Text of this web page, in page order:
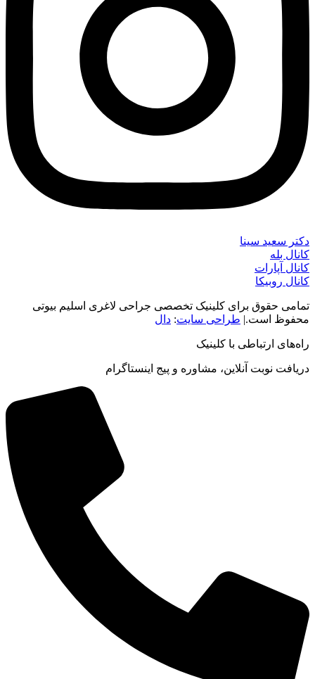
دکتر سعید سینا
کانال بله
کانال آپارات
کانال روبیکا
تمامی حقوق برای کلینیک تخصصی جراحی لاغری اسلیم بیوتی
محفوظ است.| طراحی سایت: دال
راه‌های ارتباطی با کلینیک
دریافت نوبت‌ آنلاین، مشاوره و پیج اینستاگرام